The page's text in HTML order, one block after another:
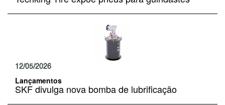
12/05/2026
Lançamentos
SKF divulga nova bomba de lubrificação